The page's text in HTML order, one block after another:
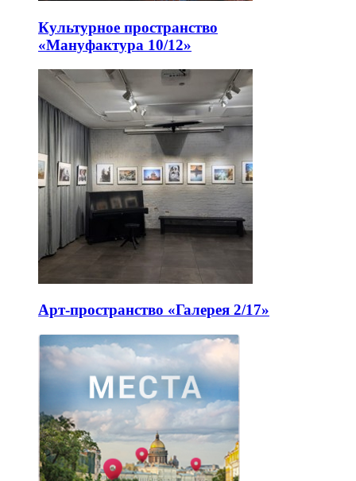
Культурное пространство
«Мануфактура 10/12»
Арт-пространство «Галерея 2/17»